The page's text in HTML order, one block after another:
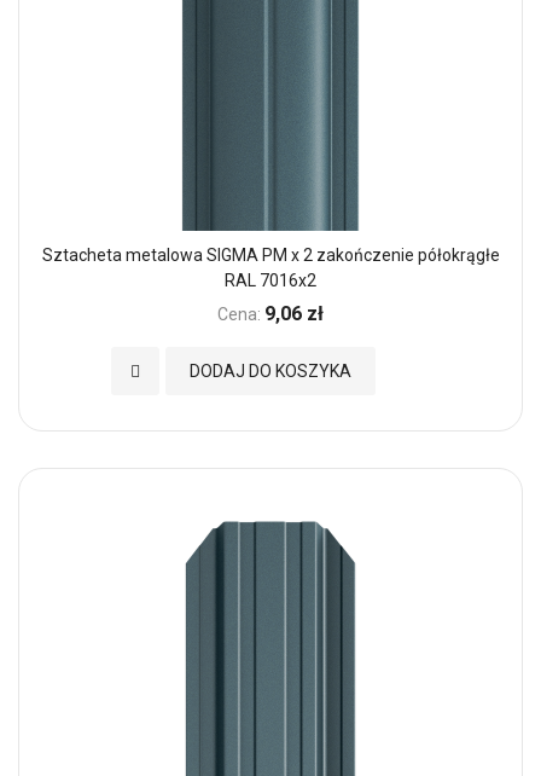
Sztacheta metalowa SIGMA PM x 2 zakończenie półokrągłe
RAL 7016x2
Cena: 9,06 zł
DODAJ DO KOSZYKA
Dodaj do Ulubionych